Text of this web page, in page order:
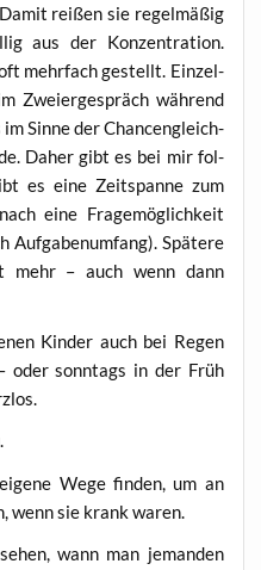
rei­ßen sie regel­mä­ßig
aus der Kon­zen­tra­ti­on.
mehr­fach gestellt. Ein­zel­
Zwei­er­ge­spräch wäh­rend
Sin­ne der Chan­cen­gleich­
Daher gibt es bei mir fol­
es eine Zeit­span­ne zum
eine Fra­ge­mög­lich­keit
Auf­ga­ben­um­fang). Spä­te­re
mehr – auch wenn dann
Kin­der auch bei Regen
oder sonn­tags in der Früh
Wege fin­den, um an
wenn sie krank waren.
wann man jeman­den